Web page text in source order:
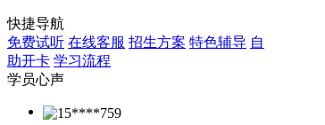
快捷导航
免费试听 在线客服 招生方案 特色辅导 自
助开卡 学习流程
学员心声